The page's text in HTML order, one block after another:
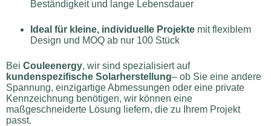
Beständigkeit und lange Lebensdauer
Ideal für kleine, individuelle Projekte mit flexiblem
Design und MOQ ab nur 100 Stück
Bei Couleenergy, wir sind spezialisiert auf
kundenspezifische Solarherstellung– ob Sie eine andere
Spannung, einzigartige Abmessungen oder eine private
Kennzeichnung benötigen, wir können eine
maßgeschneiderte Lösung liefern, die zu Ihrem Projekt
passt.